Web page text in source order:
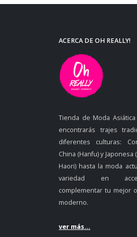
ACERCA DE OH REALLY!
Tienda de Moda
encontrarás trajes
diferentes culturas:
China (Hanfu) y Japonesa
Haori) hasta la moda
variedad en
complementar tu mejor
moderno.
ver más...